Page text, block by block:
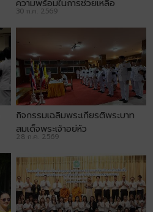
ความพร้อมในการช่วยเหลือ
ประชาชน
30 ก.ค. 2569
กิจกรรมเฉลิมพระเกียรติพระบาท
สมเด็จพระเจ้าอยู่หัว
28 ก.ค. 2569